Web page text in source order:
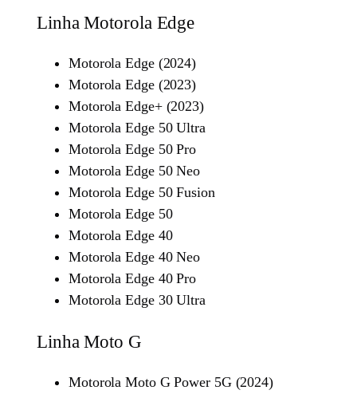
Linha Motorola Edge
Motorola Edge (2024)
Motorola Edge (2023)
Motorola Edge+ (2023)
Motorola Edge 50 Ultra
Motorola Edge 50 Pro
Motorola Edge 50 Neo
Motorola Edge 50 Fusion
Motorola Edge 50
Motorola Edge 40
Motorola Edge 40 Neo
Motorola Edge 40 Pro
Motorola Edge 30 Ultra
Linha Moto G
Motorola Moto G Power 5G (2024)